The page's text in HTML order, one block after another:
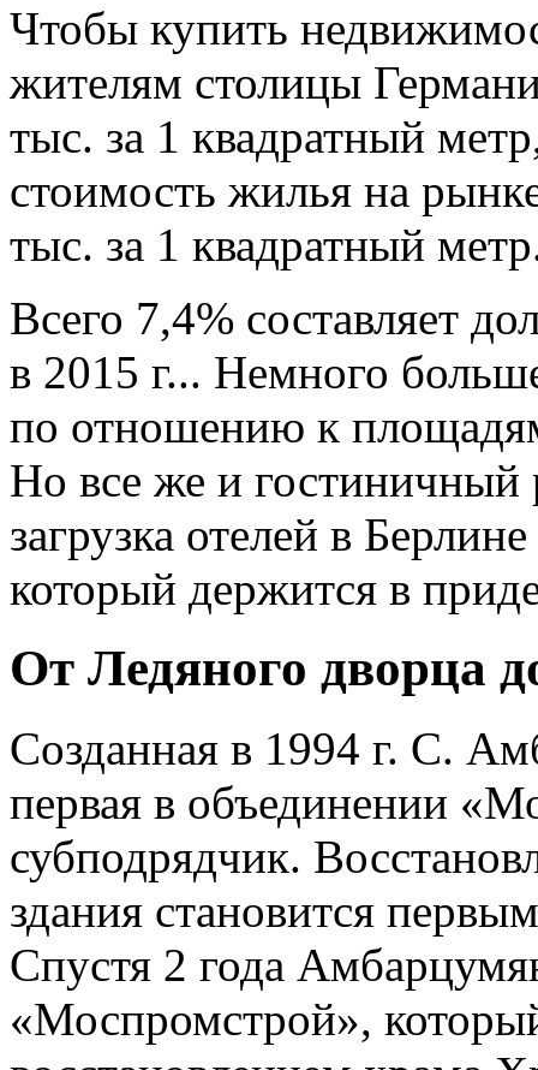
Чтобы купить
жителям столицы
тыс. за 1 квадратный
стоимость жилья на
тыс. за 1 квадратный
Всего 7,4% составляет
в 2015 г... Немного
по отношению к
Но все же и гостиничный
загрузка отелей в
который держится в
От Ледяного дворца
Созданная в 1994 г. С.
первая в объединении
субподрядчик.
здания становится
Спустя 2 года
«Моспромстрой»,